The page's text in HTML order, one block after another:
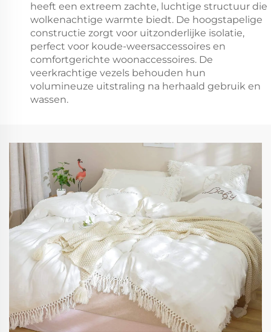
heeft een extreem zachte, luchtige structuur die
wolkenachtige warmte biedt. De hoogstapelige
constructie zorgt voor uitzonderlijke isolatie,
perfect voor koude-weersaccessoires en
comfortgerichte woonaccessoires. De
veerkrachtige vezels behouden hun
volumineuze uitstraling na herhaald gebruik en
wassen.